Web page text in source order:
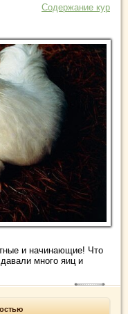
Содержание кур
и начинающие! Что
много яиц и